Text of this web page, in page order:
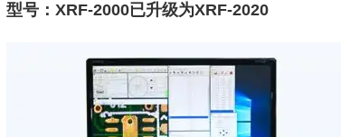
型号：XRF-2000已升级为XRF-2020